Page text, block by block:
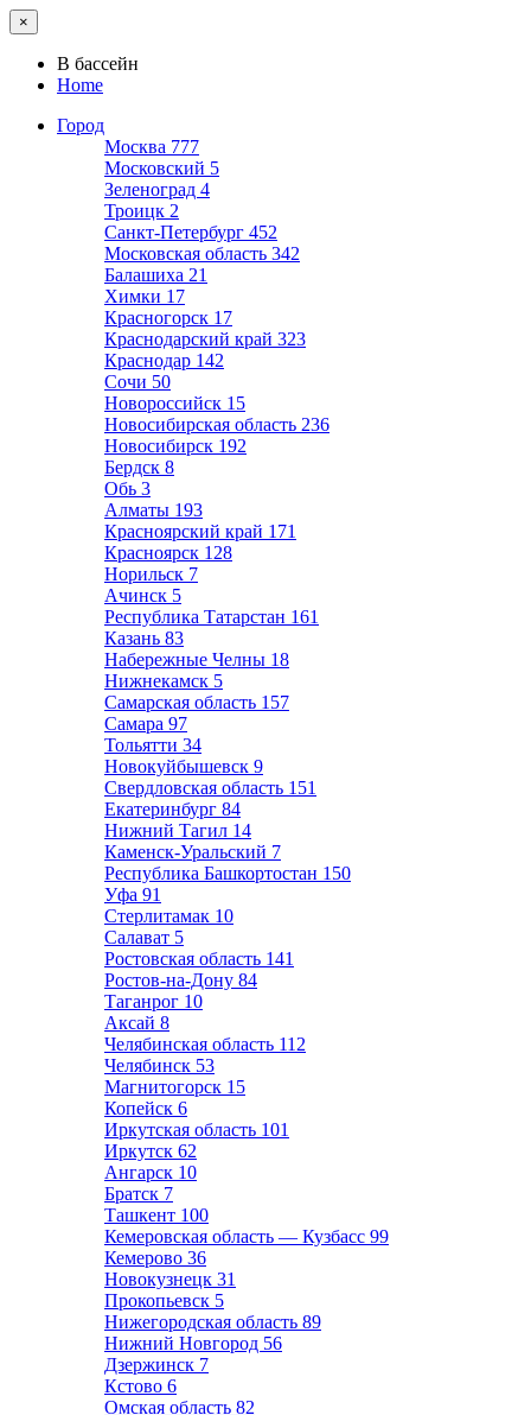
×
В бассейн
Home
Город
Москва 777
Московский 5
Зеленоград 4
Троицк 2
Санкт-Петербург 452
Московская область 342
Балашиха 21
Химки 17
Красногорск 17
Краснодарский край 323
Краснодар 142
Сочи 50
Новороссийск 15
Новосибирская область 236
Новосибирск 192
Бердск 8
Обь 3
Алматы 193
Красноярский край 171
Красноярск 128
Норильск 7
Ачинск 5
Республика Татарстан 161
Казань 83
Набережные Челны 18
Нижнекамск 5
Самарская область 157
Самара 97
Тольятти 34
Новокуйбышевск 9
Свердловская область 151
Екатеринбург 84
Нижний Тагил 14
Каменск-Уральский 7
Республика Башкортостан 150
Уфа 91
Стерлитамак 10
Салават 5
Ростовская область 141
Ростов-на-Дону 84
Таганрог 10
Аксай 8
Челябинская область 112
Челябинск 53
Магнитогорск 15
Копейск 6
Иркутская область 101
Иркутск 62
Ангарск 10
Братск 7
Ташкент 100
Кемеровская область — Кузбасс 99
Кемерово 36
Новокузнецк 31
Прокопьевск 5
Нижегородская область 89
Нижний Новгород 56
Дзержинск 7
Кстово 6
Омская область 82